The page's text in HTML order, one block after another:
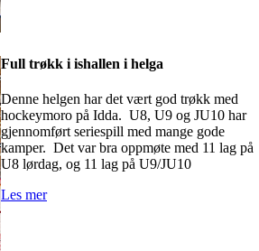
Full trøkk i ishallen i helga
Denne helgen har det vært god trøkk med
hockeymoro på Idda. U8, U9 og JU10 har
gjennomført seriespill med mange gode
kamper. Det var bra oppmøte med 11 lag på
U8 lørdag, og 11 lag på U9/JU10
Les mer